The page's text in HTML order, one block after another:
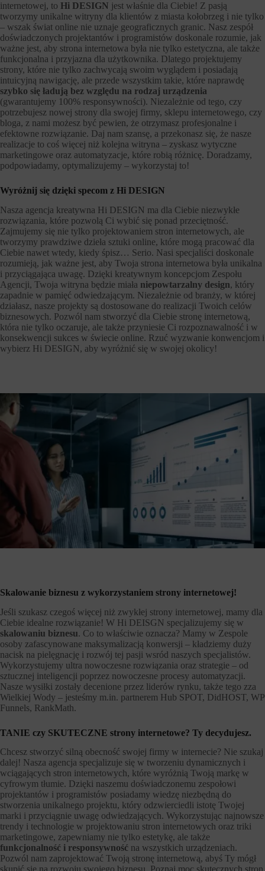
internetowej, to Hi DESIGN jest właśnie dla Ciebie! Z pasją
tworzymy unikalne witryny dla klientów z miasta kołobrzeg i nie tylko
– wszak świat online nie uznaje geograficznych granic. Nasz zespół
doświadczonych projektantów i programistów doskonale rozumie, jak
ważne jest, aby strona internetowa była nie tylko estetyczna, ale także
funkcjonalna i przyjazna dla użytkownika. Dlatego projektujemy
strony, które nie tylko zachwycają swoim wyglądem i posiadają
intuicyjną nawigację, ale przede wszystkim takie, które naprawdę
szybko się ładują bez względu na rodzaj urządzenia
(gwarantujemy 100% responsywności). Niezależnie od tego, czy
potrzebujesz nowej strony dla swojej firmy, sklepu internetowego, czy
bloga, z nami możesz być pewien, że otrzymasz profesjonalne i
efektowne rozwiązanie. Daj nam szansę, a przekonasz się, że nasze
realizacje to coś więcej niż kolejna witryna – zyskasz wytyczne
marketingowe oraz automatyzacje, które robią różnicę. Doradzamy,
podpowiadamy, optymalizujemy – wykorzystaj to!
Wyróżnij się dzięki specom z Hi DESIGN
Nasza agencja kreatywna Hi DESIGN ma dla Ciebie niezwykłe
rozwiązania, które pozwolą Ci wybić się ponad przeciętność.
Zajmujemy się nie tylko projektowaniem stron internetowych, ale
tworzymy prawdziwe dzieła sztuki online, które mogą pracować dla
Ciebie nawet wtedy, kiedy śpisz… Serio. Nasi specjaliści doskonale
rozumieją, jak ważne jest, aby Twoja strona internetowa była unikalna
i przyciągająca uwagę. Dzięki kreatywnym koncepcjom Zespołu
Agencji, Twoja witryna będzie miała niepowtarzalny design, który
zapadnie w pamięć odwiedzającym. Niezależnie od branży, w której
działasz, nasze projekty są dostosowane do realizacji Twoich celów
biznesowych. Pozwól nam stworzyć dla Ciebie stronę internetową,
która nie tylko oczaruje, ale także przyniesie Ci rozpoznawalność i w
konsekwencji sukces w świecie online. Rzuć wyzwanie konwencjom i
wybierz Hi DESIGN, aby wyróżnić się w swojej okolicy!
Skalowanie biznesu z wykorzystaniem strony internetowej!
Jeśli szukasz czegoś więcej niż zwykłej strony internetowej, mamy dla
Ciebie idealne rozwiązanie! W Hi DEISGN specjalizujemy się w
skalowaniu biznesu. Co to właściwie oznacza? Mamy w Zespole
osoby zafascynowane maksymalizacją konwersji – kładziemy duży
nacisk na pielęgnację i rozwój tej pasji wsród naszych specjalistów.
Wykorzystujemy ultra nowoczesne rozwiązania oraz strategie – od
sztucznej inteligencji poprzez nowoczesne procesy automatyzacji.
Nasze wysiłki zostały decenione przez liderów rynku, także tego zza
Wielkiej Wody – jesteśmy m.in. partnerem Hub SPOT, DidHOST, WP
Funnels, RankMath.
TANIE czy SKUTECZNE strony internetowe? Ty decydujesz.
Chcesz stworzyć silną obecność swojej firmy w internecie? Nie szukaj
dalej! Nasza agencja specjalizuje się w tworzeniu dynamicznych i
wciągających stron internetowych, które wyróżnią Twoją markę w
cyfrowym tłumie. Dzięki naszemu doświadczonemu zespołowi
projektantów i programistów posiadamy wiedzę niezbędną do
stworzenia unikalnego projektu, który odzwierciedli istotę Twojej
marki i przyciągnie uwagę odwiedzających. Wykorzystując najnowsze
trendy i technologie w projektowaniu stron internetowych oraz triki
marketingowe, zapewniamy nie tylko estetykę, ale także
funkcjonalność i responsywność na wszystkich urządzeniach.
Pozwól nam zaprojektować Twoją stronę internetową, abyś Ty mógł